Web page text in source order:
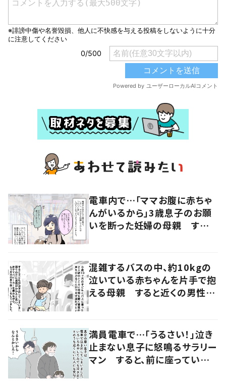
電車内で…「ママお腹に赤ちゃ
んがいるから」3歳息子のお願
いを断った妊婦の母親 すると
混雑するバスの中、約10kgの
泣いている赤ちゃんを片手で抱
える母親 すると近くの男性が
満員電車で…「うるさい！」泣き
止まない息子に怒鳴るサラリー
マン すると、前に座っていた